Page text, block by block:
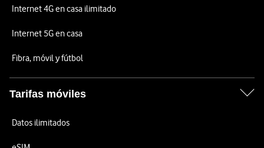
Internet 4G en casa ilimitado
Internet 5G en casa
Fibra, móvil y fútbol
Tarifas móviles
Datos ilimitados